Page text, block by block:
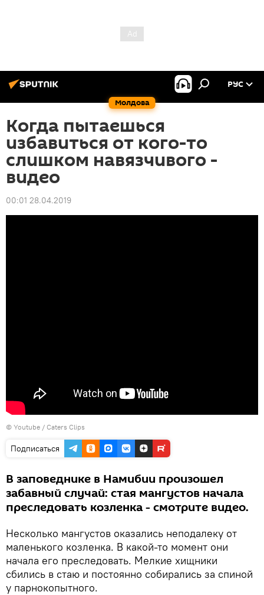
Молдова
РУС
Когда пытаешься
избавиться от кого-то
слишком навязчивого -
видео
00:01 28.04.2019
© Youtube / Caters Clips
Подписаться
В заповеднике в Намибии произошел
забавный случай: стая мангустов начала
преследовать козленка - смотрите видео.
Несколько мангустов оказались неподалеку от
маленького козленка. В какой-то момент они
начала его преследовать. Мелкие хищники
сбились в стаю и постоянно собирались за спиной
у парнокопытного.